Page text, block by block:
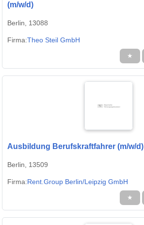
(m/w/d)
Berlin, 13088
Firma:Theo Steil GmbH
★
Ausbildung Berufskraftfahrer (m/w/d)
Berlin, 13509
Firma:Rent.Group Berlin/Leipzig GmbH
★